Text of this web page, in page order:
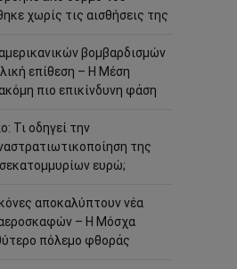
χωρίς τις αισθήσεις της
βομβαρδισμών
επίθεση – Η Μέση
πιο επικίνδυνη φάση
Τι οδηγεί την
της
ευρώ;
αποκαλύπτουν νέα
– Η Μόσχα
πόλεμο φθοράς